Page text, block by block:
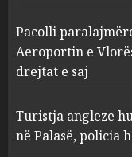
Pacolli
Aeroportin e
drejtat e saj
Turistja angleze
në Palasë, policia